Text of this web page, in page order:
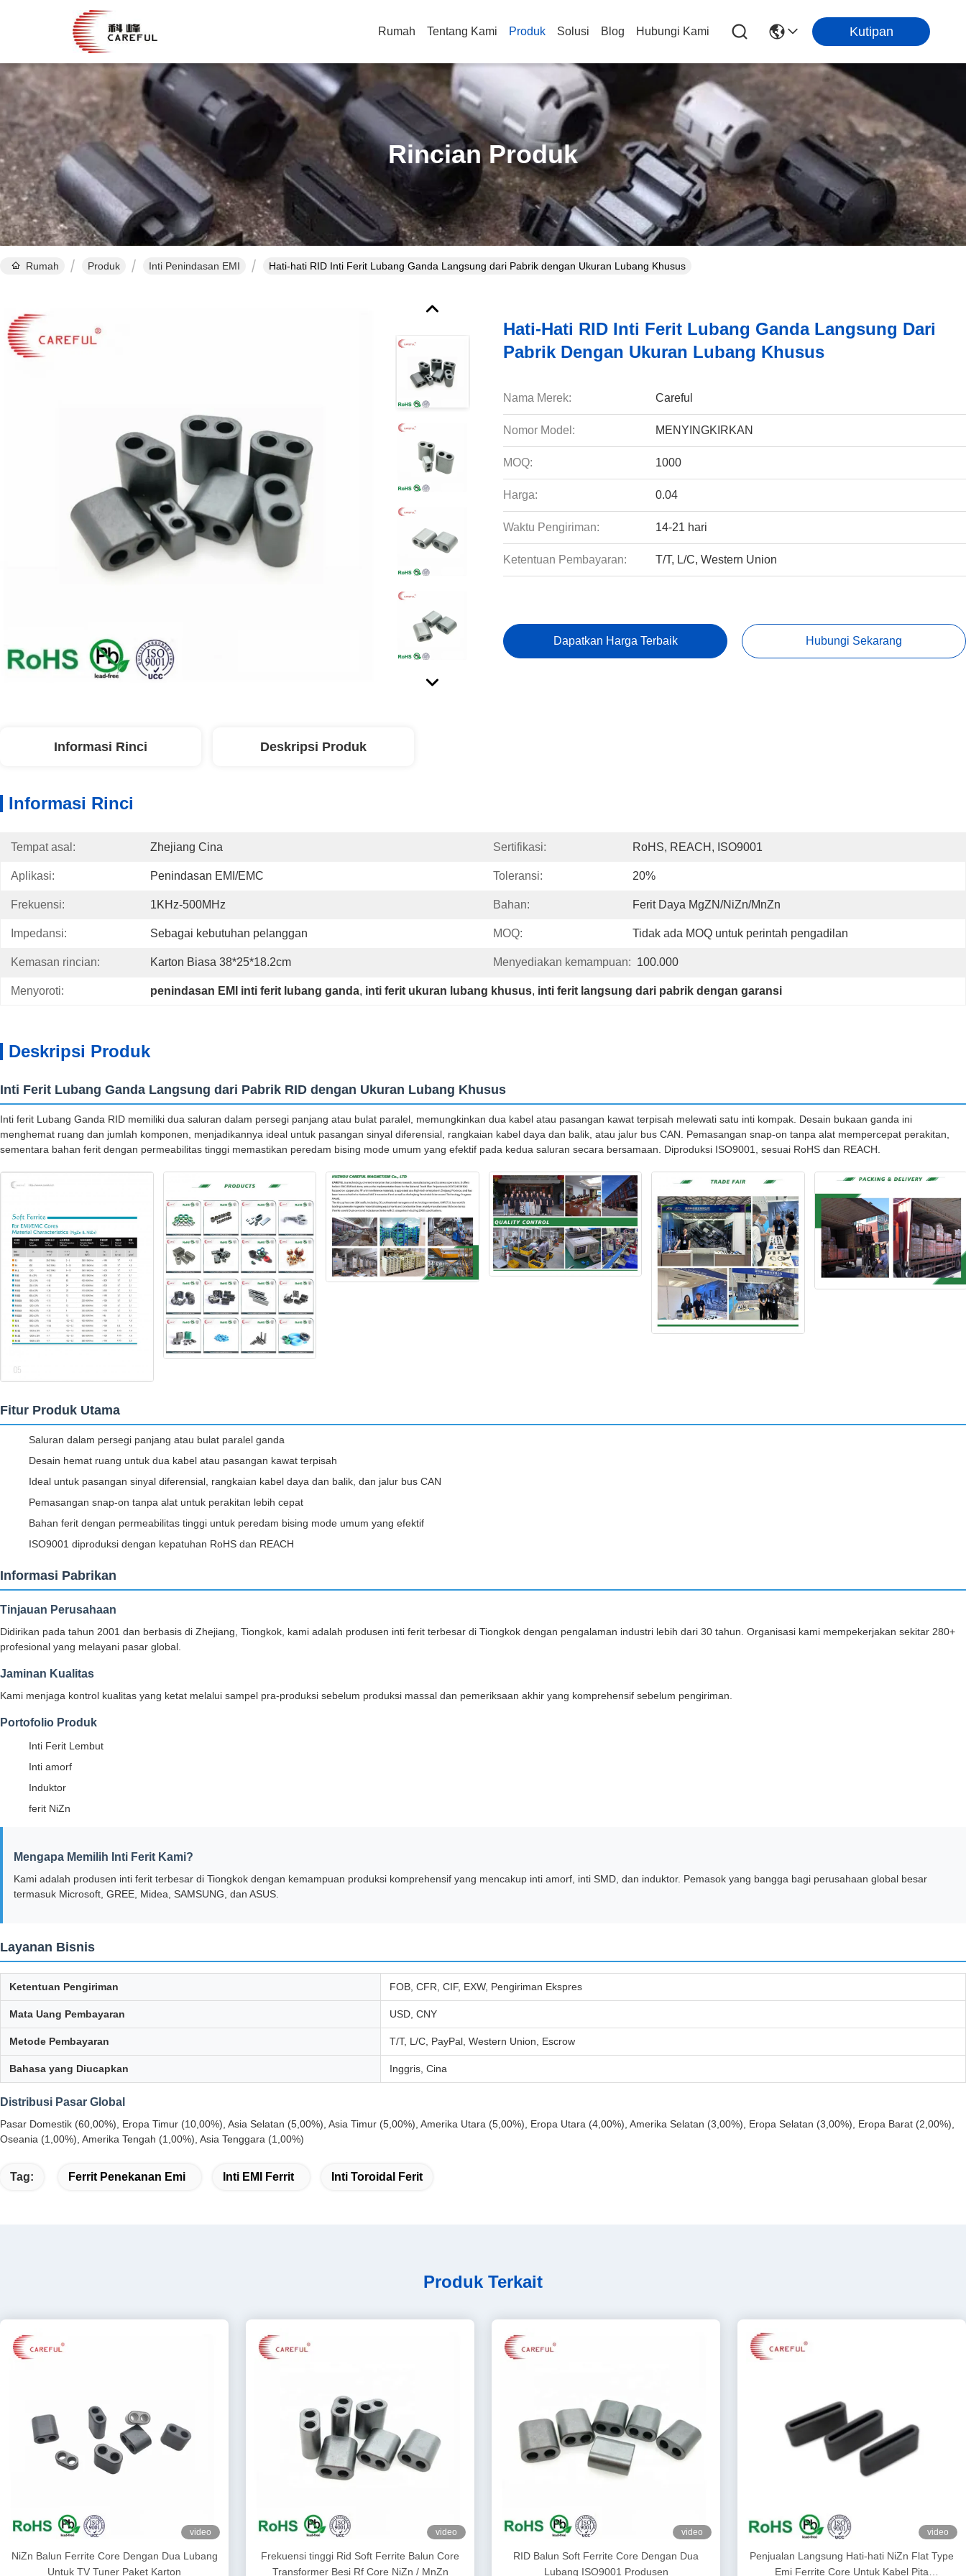
Rumah Tentang Kami Produk Solusi Blog Hubungi Kami Kutipan
Rincian Produk
Rumah Produk Inti Penindasan EMI Hati-hati RID Inti Ferit Lubang Ganda Langsung dari Pabrik dengan Ukuran Lubang Khusus
Hati-Hati RID Inti Ferit Lubang Ganda Langsung Dari
Pabrik Dengan Ukuran Lubang Khusus
Nama Merek: Careful
Nomor Model: MENYINGKIRKAN
MOQ: 1000
Harga: 0.04
Waktu Pengiriman: 14-21 hari
Ketentuan Pembayaran: T/T, L/C, Western Union
Dapatkan Harga Terbaik Hubungi Sekarang
Informasi Rinci Deskripsi Produk
Informasi Rinci
Tempat asal: Zhejiang Cina Sertifikasi: RoHS, REACH, ISO9001
Aplikasi: Penindasan EMI/EMC Toleransi: 20%
Frekuensi: 1KHz-500MHz Bahan: Ferit Daya MgZN/NiZn/MnZn
Impedansi: Sebagai kebutuhan pelanggan MOQ: Tidak ada MOQ untuk perintah pengadilan
Kemasan rincian: Karton Biasa 38*25*18.2cm Menyediakan kemampuan: 100.000
Menyoroti: penindasan EMI inti ferit lubang ganda, inti ferit ukuran lubang khusus, inti ferit langsung dari pabrik dengan garansi
Deskripsi Produk
Inti Ferit Lubang Ganda Langsung dari Pabrik RID dengan Ukuran Lubang Khusus
Inti ferit Lubang Ganda RID memiliki dua saluran dalam persegi panjang atau bulat paralel, memungkinkan dua kabel atau pasangan kawat terpisah melewati satu inti kompak. Desain bukaan ganda ini
menghemat ruang dan jumlah komponen, menjadikannya ideal untuk pasangan sinyal diferensial, rangkaian kabel daya dan balik, atau jalur bus CAN. Pemasangan snap-on tanpa alat mempercepat perakitan,
sementara bahan ferit dengan permeabilitas tinggi memastikan peredam bising mode umum yang efektif pada kedua saluran secara bersamaan. Diproduksi ISO9001, sesuai RoHS dan REACH.
Fitur Produk Utama
Saluran dalam persegi panjang atau bulat paralel ganda
Desain hemat ruang untuk dua kabel atau pasangan kawat terpisah
Ideal untuk pasangan sinyal diferensial, rangkaian kabel daya dan balik, dan jalur bus CAN
Pemasangan snap-on tanpa alat untuk perakitan lebih cepat
Bahan ferit dengan permeabilitas tinggi untuk peredam bising mode umum yang efektif
ISO9001 diproduksi dengan kepatuhan RoHS dan REACH
Informasi Pabrikan
Tinjauan Perusahaan
Didirikan pada tahun 2001 dan berbasis di Zhejiang, Tiongkok, kami adalah produsen inti ferit terbesar di Tiongkok dengan pengalaman industri lebih dari 30 tahun. Organisasi kami mempekerjakan sekitar 280+
profesional yang melayani pasar global.
Jaminan Kualitas
Kami menjaga kontrol kualitas yang ketat melalui sampel pra-produksi sebelum produksi massal dan pemeriksaan akhir yang komprehensif sebelum pengiriman.
Portofolio Produk
Inti Ferit Lembut
Inti amorf
Induktor
ferit NiZn
Mengapa Memilih Inti Ferit Kami?
Kami adalah produsen inti ferit terbesar di Tiongkok dengan kemampuan produksi komprehensif yang mencakup inti amorf, inti SMD, dan induktor. Pemasok yang bangga bagi perusahaan global besar
termasuk Microsoft, GREE, Midea, SAMSUNG, dan ASUS.
Layanan Bisnis
Ketentuan Pengiriman FOB, CFR, CIF, EXW, Pengiriman Ekspres
Mata Uang Pembayaran USD, CNY
Metode Pembayaran T/T, L/C, PayPal, Western Union, Escrow
Bahasa yang Diucapkan Inggris, Cina
Distribusi Pasar Global
Pasar Domestik (60,00%), Eropa Timur (10,00%), Asia Selatan (5,00%), Asia Timur (5,00%), Amerika Utara (5,00%), Eropa Utara (4,00%), Amerika Selatan (3,00%), Eropa Selatan (3,00%), Eropa Barat (2,00%),
Oseania (1,00%), Amerika Tengah (1,00%), Asia Tenggara (1,00%)
Tag: Ferrit Penekanan Emi Inti EMI Ferrit Inti Toroidal Ferit
Produk Terkait
video
NiZn Balun Ferrite Core Dengan Dua Lubang
Untuk TV Tuner Paket Karton
video
Frekuensi tinggi Rid Soft Ferrite Balun Core
Transformer Besi Rf Core NiZn / MnZn
video
RID Balun Soft Ferrite Core Dengan Dua
Lubang ISO9001 Produsen
video
Penjualan Langsung Hati-hati NiZn Flat Type
Emi Ferrite Core Untuk Kabel Pita